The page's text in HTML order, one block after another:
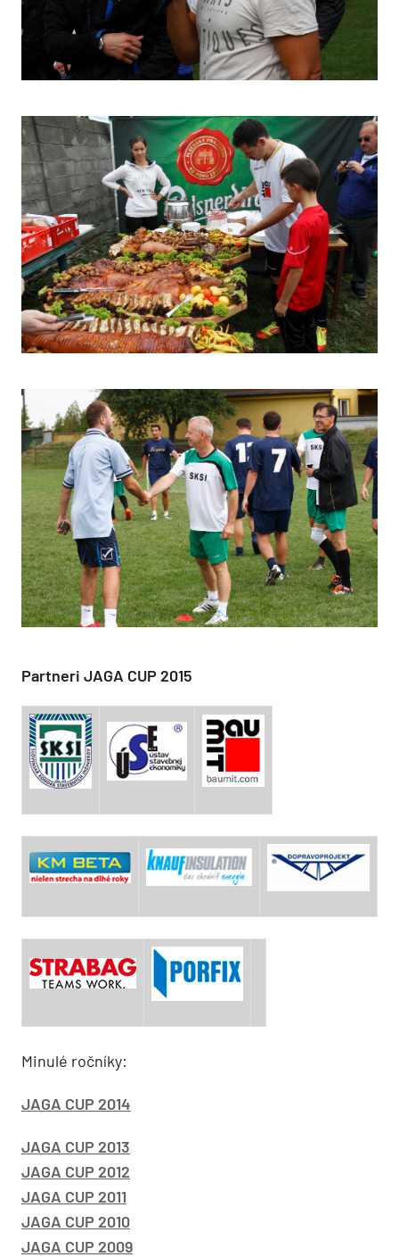
Partneri JAGA CUP 2015
Minulé ročníky:
JAGA CUP 2014
JAGA CUP 2013
JAGA CUP 2012
JAGA CUP 2011
JAGA CUP 2010
JAGA CUP 2009